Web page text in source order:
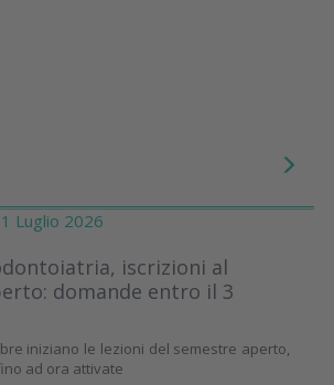
Luglio 2026
iscrizioni al
domande entro il 3
iniziano le lezioni del semestre aperto,
ad ora attivate